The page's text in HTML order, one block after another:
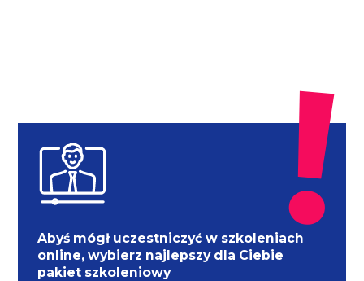
Abyś mógł uczestniczyć w szkoleniach
online, wybierz najlepszy dla Ciebie
pakiet szkoleniowy